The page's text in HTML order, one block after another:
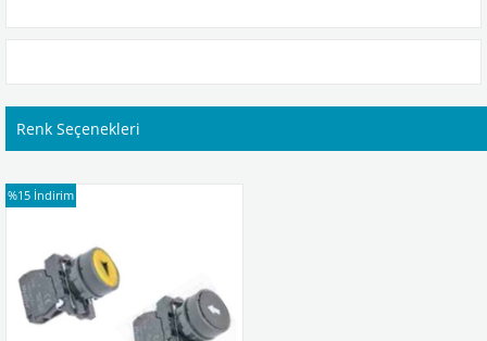
Renk Seçenekleri
%15 İndirim